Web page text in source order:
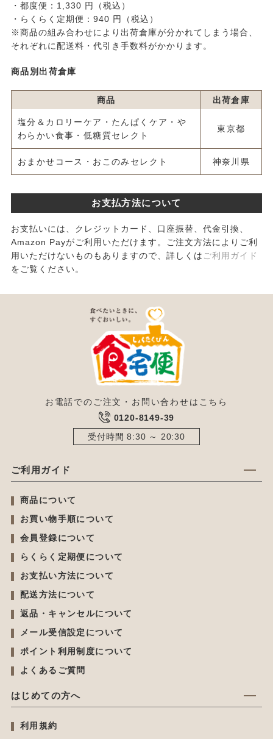
・都度便：1,330 円（税込）
・らくらく定期便：940 円（税込）
※商品の組み合わせにより出荷倉庫が分かれてしまう場合、
それぞれに配送料・代引き手数料がかかります。
商品別出荷倉庫
商品 出荷倉庫
塩分＆カロリーケア・たんぱくケア・や
わらかい食事・低糖質セレクト
東京都
おまかせコース・おこのみセレクト 神奈川県
お支払方法について
お支払いには、クレジットカード、口座振替、代金引換、
Amazon Payがご利用いただけます。ご注文方法によりご利
用いただけないものもありますので、詳しくは ご利用ガイド
をご覧ください。
お電話でのご注文・お問い合わせはこちら
0120-8149-39
受付時間 8:30 ～ 20:30
ご利用ガイド
商品について
お買い物手順について
会員登録について
らくらく定期便について
お支払い方法について
配送方法について
返品・キャンセルについて
メール受信設定について
ポイント利用制度について
よくあるご質問
はじめての方へ
利用規約